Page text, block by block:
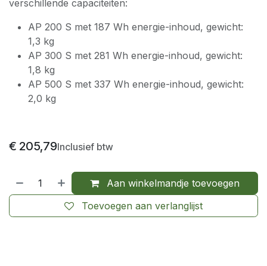
verschillende capaciteiten:
AP 200 S met 187 Wh energie-inhoud, gewicht:
1,3 kg
AP 300 S met 281 Wh energie-inhoud, gewicht:
1,8 kg
AP 500 S met 337 Wh energie-inhoud, gewicht:
2,0 kg
€ 205,79Inclusief btw
Aan winkelmandje toevoegen
Toevoegen aan verlanglijst